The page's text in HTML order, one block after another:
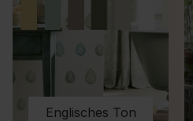
Englisches Ton